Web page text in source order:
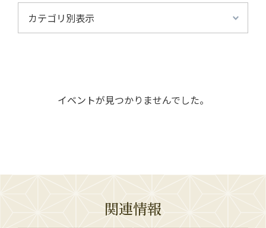
イベントが見つかりませんでした。
関連情報